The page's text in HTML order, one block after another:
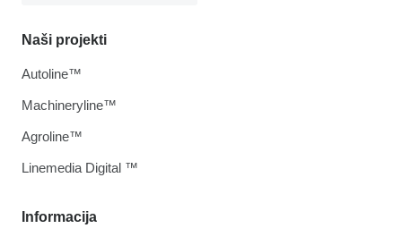
Informacija
Naši projekti
Autoline™
Machineryline™
Agroline™
Linemedia Digital ™